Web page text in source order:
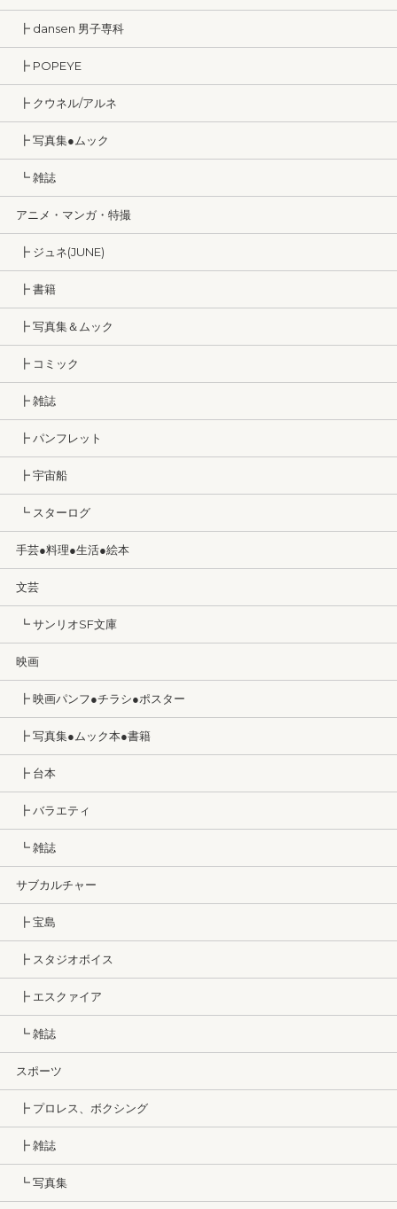
┣ dansen 男子専科
┣ POPEYE
┣ クウネル/アルネ
┣ 写真集●ムック
┗ 雑誌
アニメ・マンガ・特撮
┣ ジュネ(JUNE)
┣ 書籍
┣ 写真集＆ムック
┣ コミック
┣ 雑誌
┣ パンフレット
┣ 宇宙船
┗ スターログ
手芸●料理●生活●絵本
文芸
┗ サンリオSF文庫
映画
┣ 映画パンフ●チラシ●ポスター
┣ 写真集●ムック本●書籍
┣ 台本
┣ バラエティ
┗ 雑誌
サブカルチャー
┣ 宝島
┣ スタジオボイス
┣ エスクァイア
┗ 雑誌
スポーツ
┣ プロレス、ボクシング
┣ 雑誌
┗ 写真集